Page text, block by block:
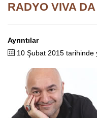
RADYO VIVA
Ayrıntılar
10 Şubat 2015 tarihinde